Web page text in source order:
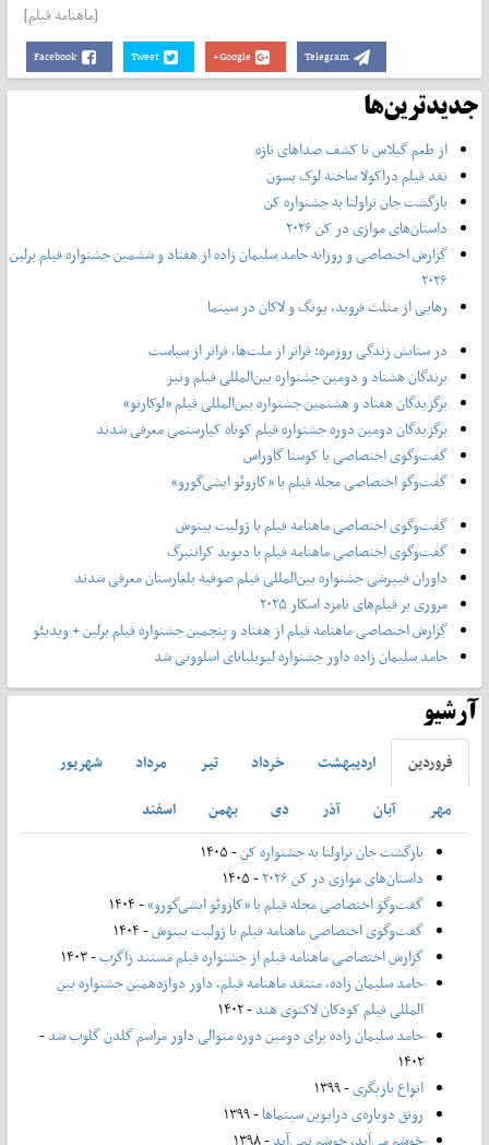
[ماهنامه فیلم]
Facebook Tweet Google+ Telegram
جدیدترین‌ها
از طعم گیلاس تا کشف صداهای تازه
نقد فیلم دراکولا ساخته لوک بسون
بازگشت جان تراولتا به جشنواره کن
داستان‌های موازی در کن ۲۰۲۶
گزارش اختصاصی و روزانه حامد سلیمان زاده از هفتاد و‌ ششمین جشنواره فیلم برلین
۲۰۲۶
رهایی از مثلث فروید، یونگ و لاکان در سینما
در ستایش زندگی روزمره: فراتر از ملت‌ها، فراتر از سیاست
برندگان هشتاد و دومین جشنواره بین‌المللی فیلم ونیز
برگزیدگان هفتاد و هشتمین جشنواره بین‌المللی فیلم «لوکارنو»
برگزیدگان دومین دوره جشنواره فیلم کوتاه کیارستمی معرفی شدند
گفت‌وگوی اختصاصی با کوستا گاوراس
گفت‌وگو اختصاصی مجله فیلم با «کازوئو ایشی‌گورو»
گفت‌وگوی اختصاصی ماهنامه فیلم با ژولیت بینوش
گفت‌وگوی اختصاصی ماهنامه فیلم با دیوید کراننبرگ
داوران فیپرشی جشنواره بین‌المللی فیلم صوفیه بلغارستان معرفی شدند
مروری بر فیلم‌های نامزد اسکار ۲۰۲۵
گزارش اختصاصی ماهنامه فیلم از هفتاد و پنجمین جشنواره فیلم برلین + ویدیئو
حامد سلیمان زاده داور جشنواره لیوبلیانای اسلوونی شد
آرشیو
فروردين ارديبهشت خرداد تير مرداد
شهريور
مهر
آبان آذر دی بهمن
اسفند
بازگشت جان تراولتا به جشنواره کن- ۱۴۰۵
داستان‌های موازی در کن ۲۰۲۶
- ۱۴۰۵
گفت‌وگو اختصاصی مجله فیلم با «کازوئو ایشی‌گورو»- ۱۴۰۴
گفت‌وگوی اختصاصی ماهنامه فیلم با ژولیت بینوش- ۱۴۰۴
گزارش اختصاصی ماهنامه فیلم از جشنواره فیلم مستند زاگرب- ۱۴۰۳
حامد سلیمان زاده، منتقد ماهنامه فیلم، داور دوازدهمین جشنواره بین
المللی فیلم کودکان لاکنوی هند- ۱۴۰۲
حامد سلیمان زاده برای دومین دوره متوالی داور مراسم گلدن گلوب شد-
۱۴۰۲
انواع بازیگری- ۱۳۹۹
رونق دوباره‌ی درایوین سینماها- ۱۳۹۹